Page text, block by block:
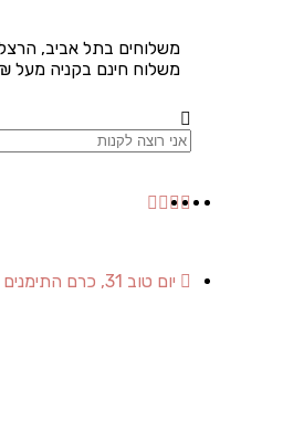
משלוחים בתל אביב,
משלוח חינם בקניה מעל 250₪
יום טוב 31, כרם התימנים ת״א